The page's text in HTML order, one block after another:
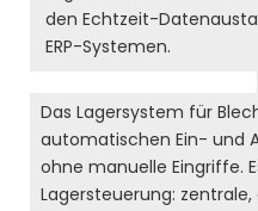
den Echtzeit-
ERP-Systemen.
Das Lagersystem für
automatischen Ein- und
ohne manuelle Eingriffe.
Lagersteuerung: